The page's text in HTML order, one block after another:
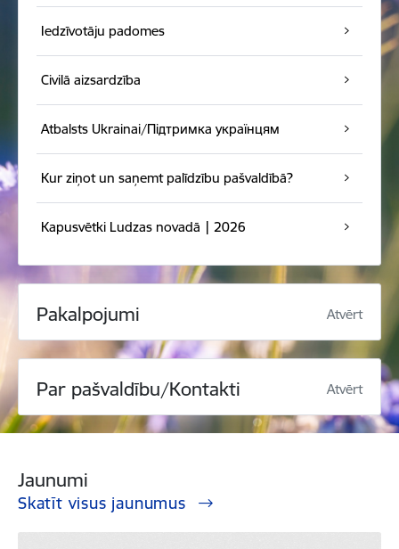
Iedzīvotāju padomes
Civilā aizsardzība
Atbalsts Ukrainai/Підтримка українцям
Kur ziņot un saņemt palīdzību pašvaldībā?
Kapusvētki Ludzas novadā | 2026
Pakalpojumi Atvērt
Par pašvaldību/Kontakti Atvērt
Jaunumi
Skatīt visus jaunumus